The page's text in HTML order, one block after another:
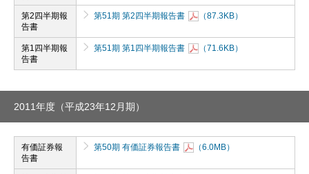
第2四半期報
告書
第51期 第2四半期報告書 （87.3KB）
第1四半期報
告書
第51期 第1四半期報告書 （71.6KB）
2011年度（平成23年12月期）
有価証券報
告書
第50期 有価証券報告書 （6.0MB）